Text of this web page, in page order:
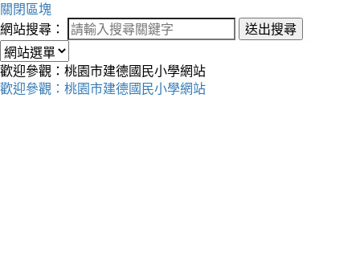
關閉區塊
網站搜尋：
送出搜尋
歡迎參觀：桃園市建德國民小學網站
歡迎參觀：桃園市建德國民小學網站